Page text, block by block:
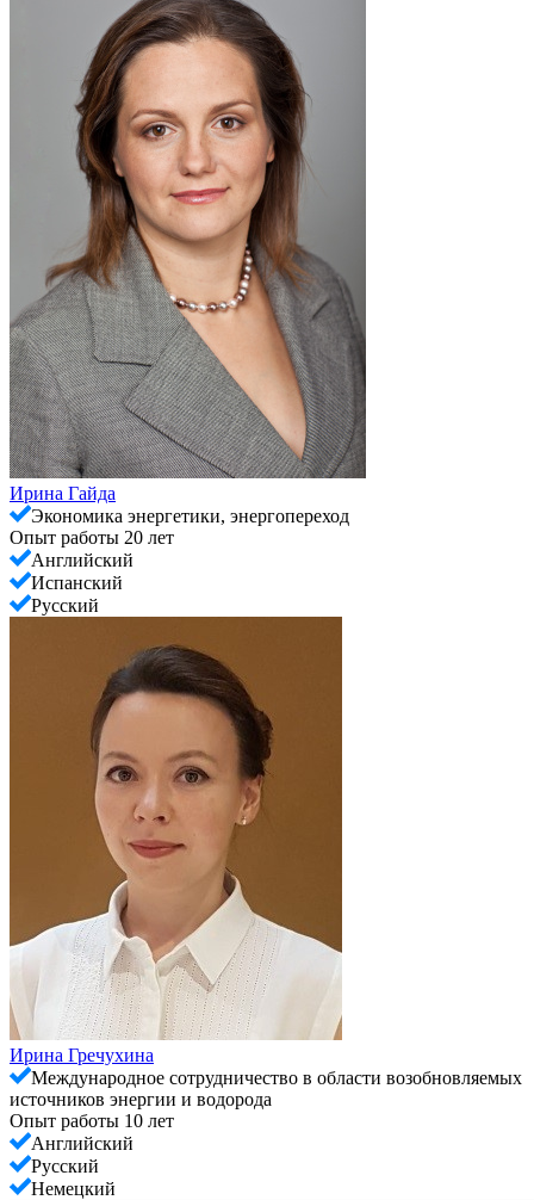
Ирина Гайда
Экономика энергетики, энергопереход
Опыт работы 20 лет
Английский
Испанский
Русский
Ирина Гречухина
Международное сотрудничество в области возобновляемых
источников энергии и водорода
Опыт работы 10 лет
Английский
Русский
Немецкий